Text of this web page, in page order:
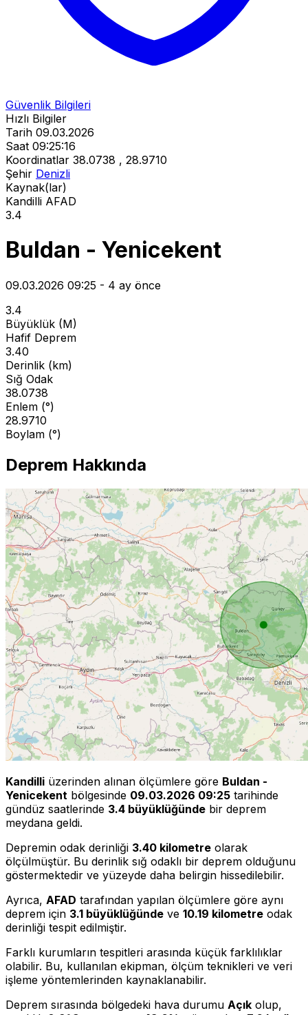
Güvenlik Bilgileri
Hızlı Bilgiler
Tarih 09.03.2026
Saat 09:25:16
Koordinatlar 38.0738 , 28.9710
Şehir Denizli
Kaynak(lar)
Kandilli AFAD
3.4
Buldan - Yenicekent
09.03.2026 09:25 - 4 ay önce
3.4
Büyüklük (M)
Hafif Deprem
3.40
Derinlik (km)
Sığ Odak
38.0738
Enlem (°)
28.9710
Boylam (°)
Deprem Hakkında
Kandilli üzerinden alınan ölçümlere göre Buldan -
Yenicekent bölgesinde 09.03.2026 09:25 tarihinde
gündüz saatlerinde 3.4 büyüklüğünde bir deprem
meydana geldi.
Depremin odak derinliği 3.40 kilometre olarak
ölçülmüştür. Bu derinlik sığ odaklı bir deprem olduğunu
göstermektedir ve yüzeyde daha belirgin hissedilebilir.
Ayrıca, AFAD tarafından yapılan ölçümlere göre aynı
deprem için 3.1 büyüklüğünde ve 10.19 kilometre odak
derinliği tespit edilmiştir.
Farklı kurumların tespitleri arasında küçük farklılıklar
olabilir. Bu, kullanılan ekipman, ölçüm teknikleri ve veri
işleme yöntemlerinden kaynaklanabilir.
Deprem sırasında bölgedeki hava durumu Açık olup,